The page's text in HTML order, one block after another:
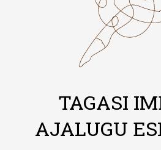
TAGASI
AJALUGU